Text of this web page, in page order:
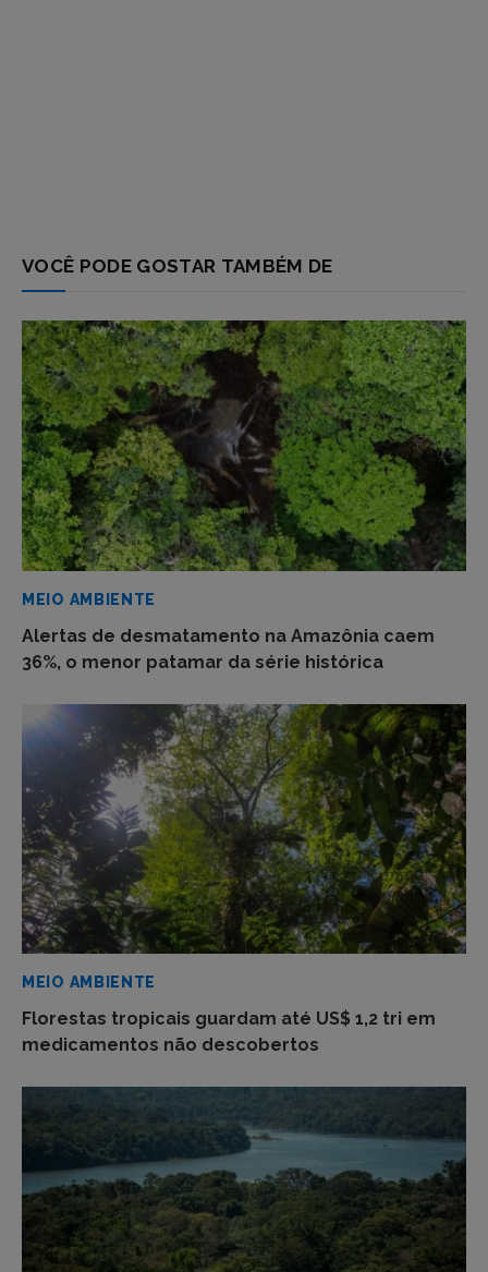
VOCÊ PODE GOSTAR TAMBÉM DE
MEIO AMBIENTE
Alertas de desmatamento na Amazônia caem
36%, o menor patamar da série histórica
MEIO AMBIENTE
Florestas tropicais guardam até US$ 1,2 tri em
medicamentos não descobertos